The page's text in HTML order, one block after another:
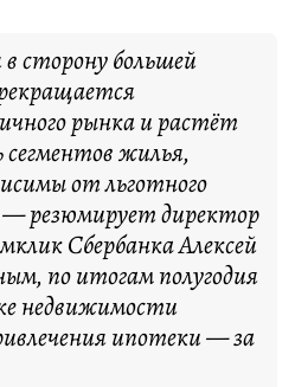
сторону большей
рынка и растёт
жилья,
от льготного
резюмирует директор
Сбербанка Алексей
по итогам полугодия
недвижимости
ипотеки — за